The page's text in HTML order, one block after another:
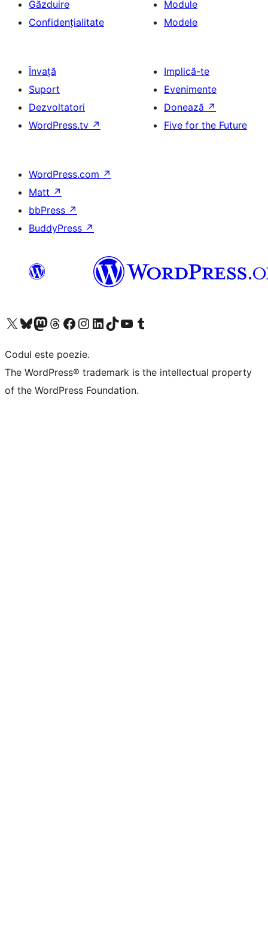
Găzduire
Confidențialitate
Module
Modele
Învață
Suport
Dezvoltatori
WordPress.tv ↗
Implică-te
Evenimente
Donează ↗
Five for the Future
WordPress.com ↗
Matt ↗
bbPress ↗
BuddyPress ↗
Mergi la contul nostru X (fost Twitter)
Vizitează contul nostru Bluesky
Vizitează contul nostru Mastodon
Vizitează contul nostru Threads
Vizitează pagina noastră Facebook
Vizitează-ne pe Instagram
Vizitează-ne pe LinkedIn
Vizitează contul nostru TikTok
Vizitează canalul nostru YouTube
Vizitează contul nostru Tumblr
Codul este poezie.
The WordPress® trademark is the intellectual property
of the WordPress Foundation.